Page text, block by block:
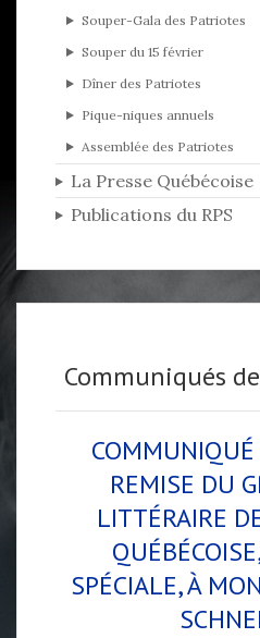
Souper-Gala des Patriotes
Souper du 15 février
Dîner des Patriotes
Pique-niques annuels
Assemblée des Patriotes
La Presse Québécoise
Publications du RPS
Communiqués
COMMUNIQUÉ
REMISE DU
LITTÉRAIRE
SPÉCIALE, À